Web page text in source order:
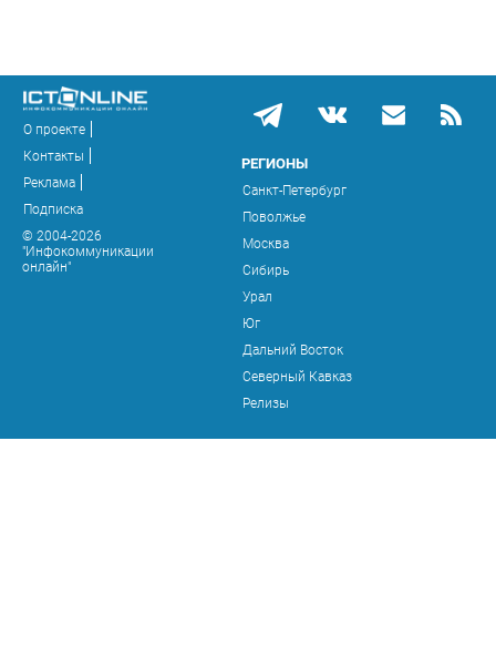
О проекте
Контакты
Реклама
Подписка
© 2004-2026
"Инфокоммуникации
онлайн"
РЕГИОНЫ
Санкт-Петербург
Поволжье
Москва
Сибирь
Урал
Юг
Дальний Восток
Северный Кавказ
Релизы